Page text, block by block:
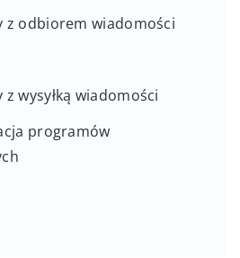
z odbiorem wiadomości
wysyłką wiadomości
programów